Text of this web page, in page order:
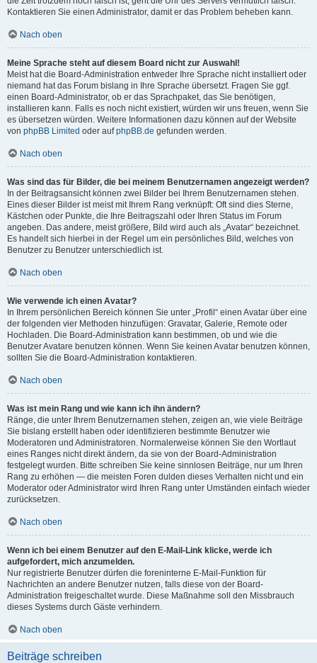
Kontaktieren Sie einen Administrator, damit er das Problem beheben kann.
Nach oben
Meine Sprache steht auf diesem Board nicht zur Auswahl!
Meist hat die Board-Administration entweder Ihre Sprache nicht installiert oder
niemand hat das Forum bislang in Ihre Sprache übersetzt. Fragen Sie ggf.
einen Board-Administrator, ob er das Sprachpaket, das Sie benötigen,
installieren kann. Falls es noch nicht existiert, würden wir uns freuen, wenn Sie
es übersetzen würden. Weitere Informationen dazu können auf der Website
von phpBB Limited oder aufphpBB.de gefunden werden.
Nach oben
Was sind das für Bilder, die bei meinem Benutzernamen angezeigt werden?
In der Beitragsansicht können zwei Bilder bei Ihrem Benutzernamen stehen.
Eines dieser Bilder ist meist mit Ihrem Rang verknüpft: Oft sind dies Sterne,
Kästchen oder Punkte, die Ihre Beitragszahl oder Ihren Status im Forum
angeben. Das andere, meist größere, Bild wird auch als „Avatar“ bezeichnet.
Es handelt sich hierbei in der Regel um ein persönliches Bild, welches von
Benutzer zu Benutzer unterschiedlich ist.
Nach oben
Wie verwende ich einen Avatar?
In Ihrem persönlichen Bereich können Sie unter „Profil“ einen Avatar über eine
der folgenden vier Methoden hinzufügen: Gravatar, Galerie, Remote oder
Hochladen. Die Board-Administration kann bestimmen, ob und wie die
Benutzer Avatare benutzen können. Wenn Sie keinen Avatar benutzen können,
sollten Sie die Board-Administration kontaktieren.
Nach oben
Was ist mein Rang und wie kann ich ihn ändern?
Ränge, die unter Ihrem Benutzernamen stehen, zeigen an, wie viele Beiträge
Sie bislang erstellt haben oder identifizieren bestimmte Benutzer wie
Moderatoren und Administratoren. Normalerweise können Sie den Wortlaut
eines Ranges nicht direkt ändern, da sie von der Board-Administration
festgelegt wurden. Bitte schreiben Sie keine sinnlosen Beiträge, nur um Ihren
Rang zu erhöhen — die meisten Foren dulden dieses Verhalten nicht und ein
Moderator oder Administrator wird Ihren Rang unter Umständen einfach wieder
zurücksetzen.
Nach oben
Wenn ich bei einem Benutzer auf den E-Mail-Link klicke, werde ich
aufgefordert, mich anzumelden.
Nur registrierte Benutzer dürfen die foreninterne E-Mail-Funktion für
Nachrichten an andere Benutzer nutzen, falls diese von der Board-
Administration freigeschaltet wurde. Diese Maßnahme soll den Missbrauch
dieses Systems durch Gäste verhindern.
Nach oben
Beiträge schreiben